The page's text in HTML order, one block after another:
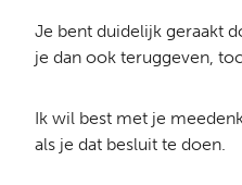
Je bent duidelijk geraakt
je dan ook teruggeven,
Ik wil best met je
als je dat besluit te doen.